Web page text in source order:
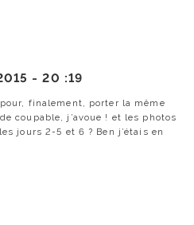
-20 :19
finalement, porter la même
coupable, j’avoue ! et les photos
jours 2-5 et 6 ? Ben j’étais en